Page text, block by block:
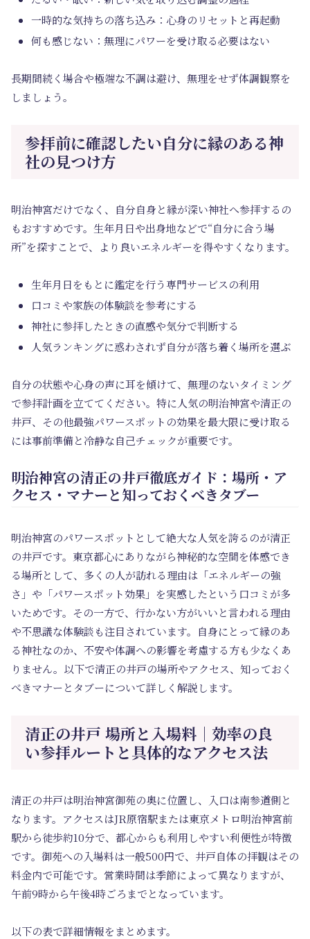
一時的な気持ちの落ち込み：心身のリセットと再起動
何も感じない：無理にパワーを受け取る必要はない
長期間続く場合や極端な不調は避け、無理をせず体調観察を
しましょう。
参拝前に確認したい自分に縁のある神
社の見つけ方
明治神宮だけでなく、自分自身と縁が深い神社へ参拝するの
もおすすめです。生年月日や出身地などで“自分に合う場
所”を探すことで、より良いエネルギーを得やすくなります。
生年月日をもとに鑑定を行う専門サービスの利用
口コミや家族の体験談を参考にする
神社に参拝したときの直感や気分で判断する
人気ランキングに惑わされず自分が落ち着く場所を選ぶ
自分の状態や心身の声に耳を傾けて、無理のないタイミング
で参拝計画を立ててください。特に人気の明治神宮や清正の
井戸、その他最強パワースポットの効果を最大限に受け取る
には事前準備と冷静な自己チェックが重要です。
明治神宮の清正の井戸徹底ガイド：場所・ア
クセス・マナーと知っておくべきタブー
明治神宮のパワースポットとして絶大な人気を誇るのが清正
の井戸です。東京都心にありながら神秘的な空間を体感でき
る場所として、多くの人が訪れる理由は「エネルギーの強
さ」や「パワースポット効果」を実感したという口コミが多
いためです。その一方で、行かない方がいいと言われる理由
や不思議な体験談も注目されています。自身にとって縁のあ
る神社なのか、不安や体調への影響を考慮する方も少なくあ
りません。以下で清正の井戸の場所やアクセス、知っておく
べきマナーとタブーについて詳しく解説します。
清正の井戸 場所と入場料｜効率の良
い参拝ルートと具体的なアクセス法
清正の井戸は明治神宮御苑の奥に位置し、入口は南参道側と
なります。アクセスはJR原宿駅または東京メトロ明治神宮前
駅から徒歩約10分で、都心からも利用しやすい利便性が特徴
です。御苑への入場料は一般500円で、井戸自体の拝観はその
料金内で可能です。営業時間は季節によって異なりますが、
午前9時から午後4時ごろまでとなっています。
以下の表で詳細情報をまとめます。